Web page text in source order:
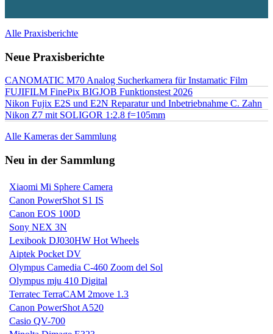
Alle Praxisberichte
Neue Praxisberichte
CANOMATIC M70 Analog Sucherkamera für Instamatic Film
FUJIFILM FinePix BIGJOB Funktionstest 2026
Nikon Fujix E2S und E2N Reparatur und Inbetriebnahme C. Zahn
Nikon Z7 mit SOLIGOR 1:2.8 f=105mm
Alle Kameras der Sammlung
Neu in der Sammlung
Xiaomi Mi Sphere Camera
Canon PowerShot S1 IS
Canon EOS 100D
Sony NEX 3N
Lexibook DJ030HW Hot Wheels
Aiptek Pocket DV
Olympus Camedia C-460 Zoom del Sol
Olympus mju 410 Digital
Terratec TerraCAM 2move 1.3
Canon PowerShot A520
Casio QV-700